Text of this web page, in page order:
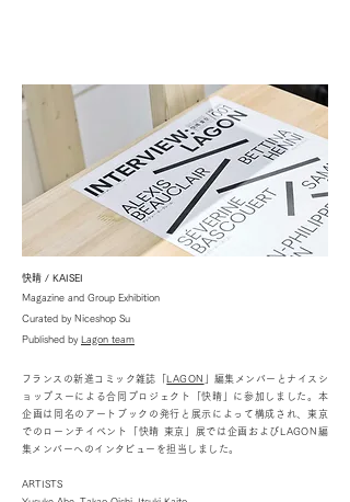
快晴 / KAISEI
Magazine and Group Exhibition
Curated by Niceshop Su
Published by Lagon team
フランスの新進コミック雑誌「 LAGON
」編集メンバーとナイスシ
ョップスーによる合同プロジェクト「快晴」に参加しました。本
企画は同名のアートブックの発行と展示によって構成され、東京
でのローンチイベント「快晴 東京」展では企画およびLAGON編
集メンバーへのインタビューを担当しました。
ARTISTS